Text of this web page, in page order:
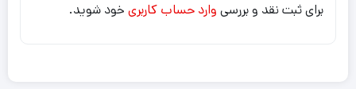
برای ثبت نقد و بررسی وارد حساب کاربری خود شوید.